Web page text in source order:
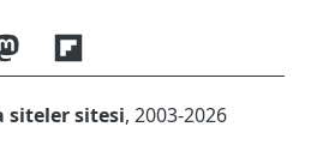
siteler sitesi, 2003-2026